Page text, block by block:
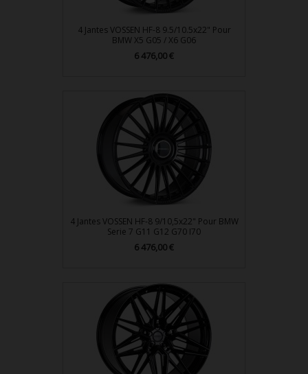
4 Jantes VOSSEN HF-8 9.5/10.5x22" Pour
BMW X5 G05 / X6 G06
Prix
6 476,00 €
4 Jantes VOSSEN HF-8 9/10,5x22" Pour BMW
Serie 7 G11 G12 G70 I70
Prix
6 476,00 €